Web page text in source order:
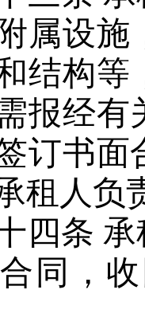
属设
结构等
报经
订书面
租人负
四条 承
同，